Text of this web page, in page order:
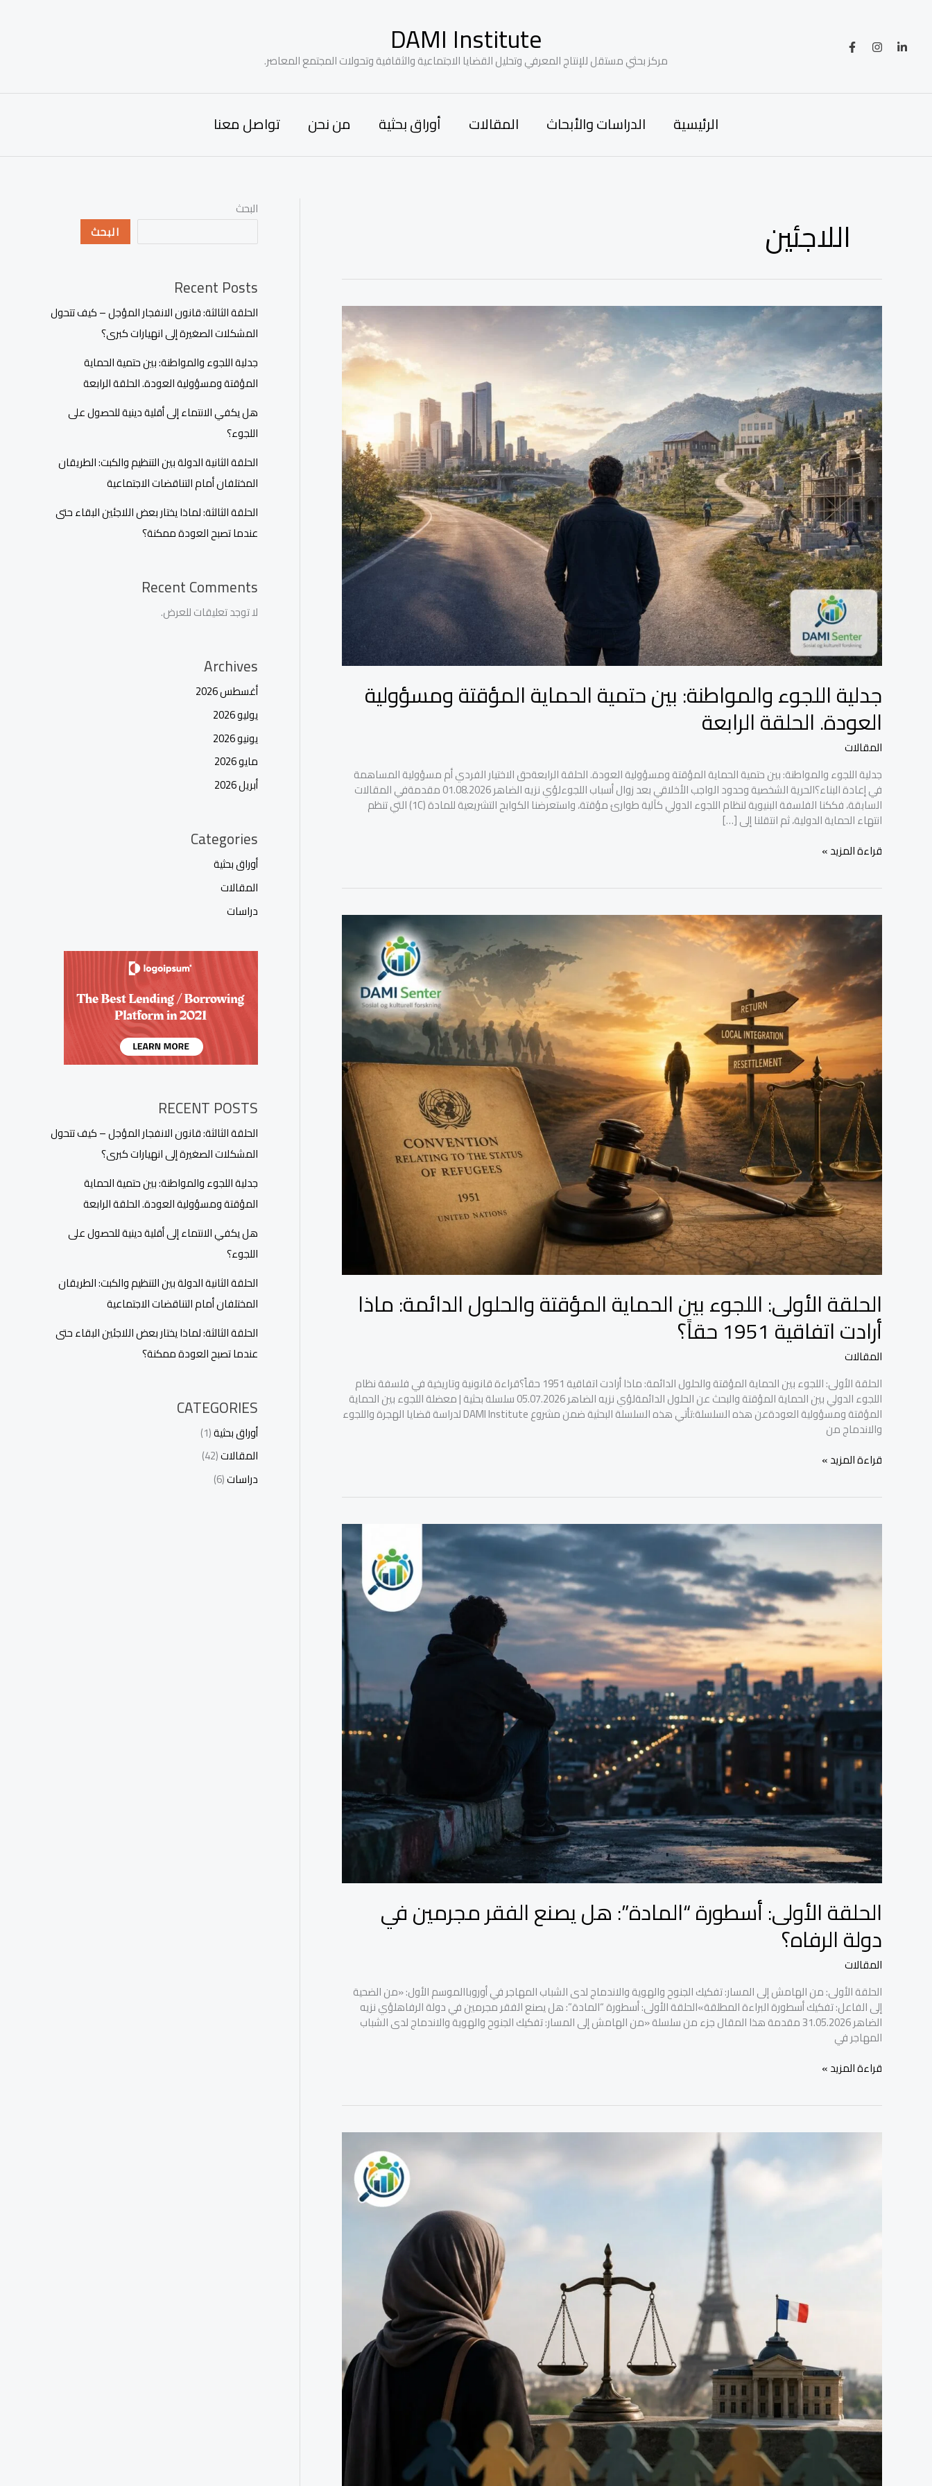
المحتوى DAMI Institute
مركز بحثي مستقل للإنتاج المعرفي وتحليل القضايا الاجتماعية والثقافية وتحولات المجتمع المعاصر.
الرئيسية الدراسات والأبحاث المقالات أوراق بحثية من نحن تواصل معنا
اللاجئين
جدلية اللجوء والمواطنة: بين حتمية الحماية المؤقتة ومسؤولية
العودة. الحلقة الرابعة
المقالات
جدلية اللجوء والمواطنة: بين حتمية الحماية المؤقتة ومسؤولية العودة. الحلقة الرابعةحق الاختيار الفردي أم مسؤولية المساهمة
في إعادة البناء؟الحرية الشخصية وحدود الواجب الأخلاقي بعد زوال أسباب اللجوءلؤي نزيه الضاهر 01.08.2026 مقدمةفي المقالات
السابقة، فككنا الفلسفة البنيوية لنظام اللجوء الدولي كآلية طوارئ مؤقتة، واستعرضنا الكوابح التشريعية للمادة (1C) التي تنظم
انتهاء الحماية الدولية، ثم انتقلنا إلى […]
جدلية
اللجوء
والمواطنة:
بين
حتمية
الحماية
المؤقتة
ومسؤولية
العودة.
الحلقة
الرابعة
قراءة المزيد »
الحلقة الأولى: اللجوء بين الحماية المؤقتة والحلول الدائمة: ماذا
أرادت اتفاقية 1951 حقاً؟
المقالات
الحلقة الأولى: اللجوء بين الحماية المؤقتة والحلول الدائمة: ماذا أرادت اتفاقية 1951 حقاً؟قراءة قانونية وتاريخية في فلسفة نظام
اللجوء الدولي بين الحماية المؤقتة والبحث عن الحلول الدائمةلؤي نزيه الضاهر 05.07.2026 سلسلة بحثية | معضلة اللجوء بين الحماية
المؤقتة ومسؤولية العودةعن هذه السلسلة:تأتي هذه السلسلة البحثية ضمن مشروع DAMI Institute لدراسة قضايا الهجرة واللجوء
والاندماج من
الحلقة
الأولى:
بين
الحماية
والحلول
الدائمة:
ماذا
أرادت
اتفاقية
1951
حقاً؟
قراءة المزيد »
الحلقة الأولى: أسطورة “المادة”: هل يصنع الفقر مجرمين في
دولة الرفاه؟
المقالات
الحلقة الأولى: من الهامش إلى المسار: تفكيك الجنوح والهوية والاندماج لدى الشباب المهاجر في أوروباالموسم الأول: «من الضحية
إلى الفاعل: تفكيك أسطورة البراءة المطلقة»الحلقة الأولى: أسطورة “المادة”: هل يصنع الفقر مجرمين في دولة الرفاهلؤي نزيه
الضاهر 31.05.2026 مقدمة هذا المقال جزء من سلسلة «من الهامش إلى المسار: تفكيك الجنوح والهوية والاندماج لدى الشباب
المهاجر في
الحلقة
“المادة”:
هل
دولة
الرفاه؟
قراءة المزيد »
السوريون
البحث
البحث
Recent Posts
الحلقة الثالثة: قانون الانفجار المؤجل – كيف تتحول
المشكلات الصغيرة إلى انهيارات كبرى؟
جدلية اللجوء والمواطنة: بين حتمية الحماية
المؤقتة ومسؤولية العودة. الحلقة الرابعة
هل يكفي الانتماء إلى أقلية دينية للحصول على
اللجوء؟
الحلقة الثانية الدولة بين التنظيم والكبت: الطريقان
المختلفان أمام التناقضات الاجتماعية
الحلقة الثالثة: لماذا يختار بعض اللاجئين البقاء حتى
عندما تصبح العودة ممكنة؟
Recent Comments
لا توجد تعليقات للعرض.
Archives
أغسطس 2026
يوليو 2026
يونيو 2026
مايو 2026
أبريل 2026
Categories
أوراق بحثية
المقالات
دراسات
RECENT POSTS
الحلقة الثالثة: قانون الانفجار المؤجل – كيف تتحول
المشكلات الصغيرة إلى انهيارات كبرى؟
جدلية اللجوء والمواطنة: بين حتمية الحماية
المؤقتة ومسؤولية العودة. الحلقة الرابعة
هل يكفي الانتماء إلى أقلية دينية للحصول على
اللجوء؟
الحلقة الثانية الدولة بين التنظيم والكبت: الطريقان
المختلفان أمام التناقضات الاجتماعية
الحلقة الثالثة: لماذا يختار بعض اللاجئين البقاء حتى
عندما تصبح العودة ممكنة؟
CATEGORIES
أوراق بحثية(1)
المقالات(42)
دراسات(6)